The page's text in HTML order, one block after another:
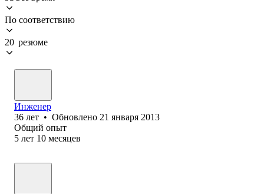
По соответствию
20 резюме
Инженер
36 лет • Обновлено 21 января 2013
Общий опыт
5 лет 10 месяцев